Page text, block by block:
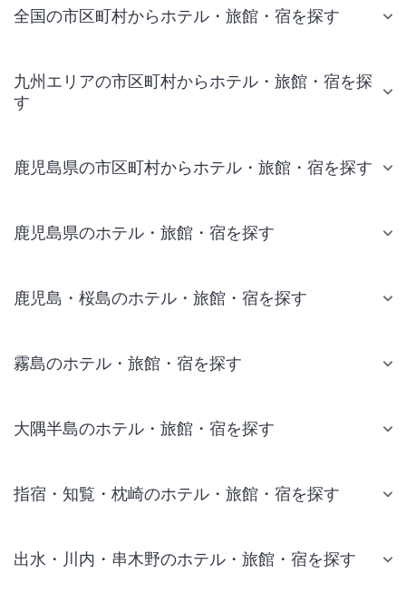
全国の市区町村からホテル・旅館・宿を探す
九州エリアの市区町村からホテル・旅館・宿を探
す
鹿児島県の市区町村からホテル・旅館・宿を探す
鹿児島県のホテル・旅館・宿を探す
鹿児島・桜島のホテル・旅館・宿を探す
霧島のホテル・旅館・宿を探す
大隅半島のホテル・旅館・宿を探す
指宿・知覧・枕崎のホテル・旅館・宿を探す
出水・川内・串木野のホテル・旅館・宿を探す